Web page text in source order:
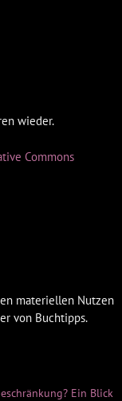
wieder.
Commons
materiellen Nutzen
von Buchtipps.
Ein Blick